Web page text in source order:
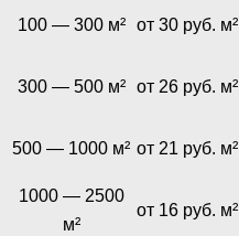
100 — 300 м² от 30 руб. м²
300 — 500 м² от 26 руб. м²
500 — 1000 м² от 21 руб. м²
1000 — 2500
м²
от 16 руб. м²